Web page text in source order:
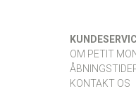
OM PETIT
KONTAKT OS